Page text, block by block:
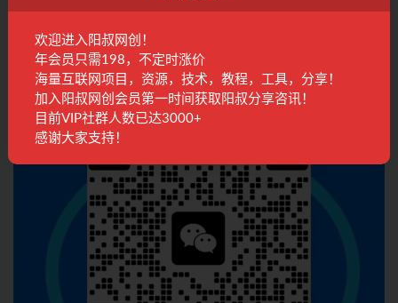
联系客服
欢迎进入阳叔网创！
年会员只需198，不定时涨价
海量互联网项目，资源，技术，教程，工具，分享！
加入阳叔网创会员第一时间获取阳叔分享咨讯！
目前VIP社群人数已达3000+
感谢大家支持！